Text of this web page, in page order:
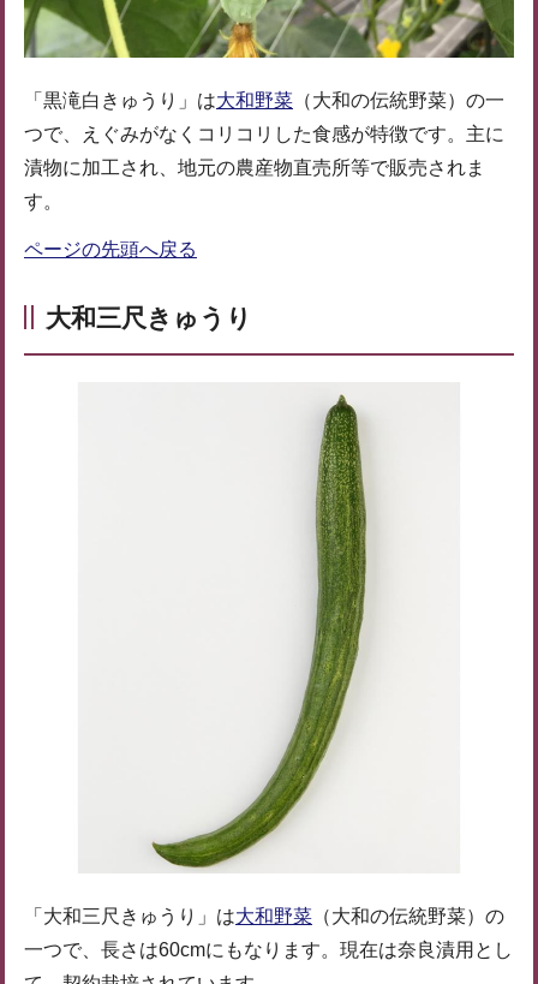
「黒滝白きゅうり」は大和野菜 （大和の伝統野菜）の一
つで、えぐみがなくコリコリした食感が特徴です。主に
漬物に加工され、地元の農産物直売所等で販売されま
す。
ページの先頭へ戻る
大和三尺きゅうり
「大和三尺きゅうり」は大和野菜 （大和の伝統野菜）の
一つで、長さは60cmにもなります。現在は奈良漬用とし